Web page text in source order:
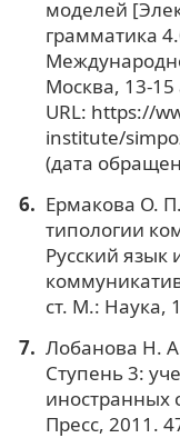
моделей
грамматика
Москва, 13-
URL: https://
institute/
(дата
Ермакова О.
типологии
Русский язык
ст. М.: Наука,
Лобанова Н.
Ступень 3:
иностранных
Пресс, 2011.